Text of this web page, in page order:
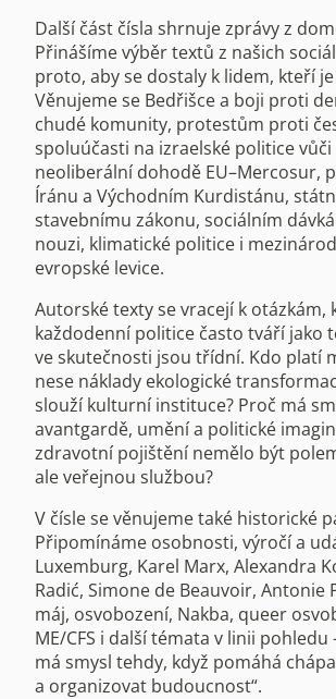
Další část čísla shrnuje zprávy z
Přinášíme výběr textů z našich
proto, aby se dostaly k lidem, kteří
Věnujeme se Bedřišce a boji proti
chudé komunity, protestům proti
spoluúčasti na izraelské politice vůči
neoliberální dohodě EU–Mercosur,
Íránu a Východním Kurdistánu,
stavebnímu zákonu, sociálním
nouzi, klimatické politice i
evropské levice.
Autorské texty se vracejí k otázkám,
každodenní politice často tváří jako
ve skutečnosti jsou třídní. Kdo platí
nese náklady ekologické
slouží kulturní instituce? Proč má
avantgardě, umění a politické
zdravotní pojištění nemělo být
ale veřejnou službou?
V čísle se věnujeme také historické
Připomínáme osobnosti, výročí a
Luxemburg, Karel Marx, Alexandra
Radić, Simone de Beauvoir, Antonie
máj, osvobození, Nakba, queer
ME/CFS i další témata v linii pohledu
má smysl tehdy, když pomáhá
a organizovat budoucnost“.